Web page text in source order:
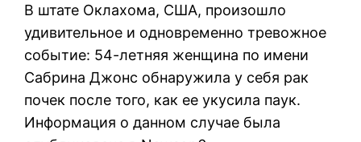
В штате Оклахома, США, произошло
удивительное и одновременно тревожное
событие: 54-летняя женщина по имени
Сабрина Джонс обнаружила у себя рак
почек после того, как ее укусила паук.
Информация о данном случае была